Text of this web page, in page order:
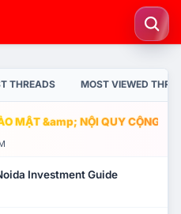
THREADS MOST VIEWED
MẬT &amp; NỘI QUY CỘNG
Investment Guide